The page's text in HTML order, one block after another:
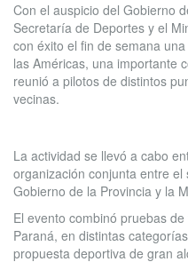
Con el auspicio del Gobierno
Secretaría de Deportes y el
con éxito el fin de semana
las Américas, una importante
reunió a pilotos de distintos
vecinas.
La actividad se llevó a cabo
organización conjunta entre
Gobierno de la Provincia y la
El evento combinó pruebas
Paraná, en distintas
propuesta deportiva de gran